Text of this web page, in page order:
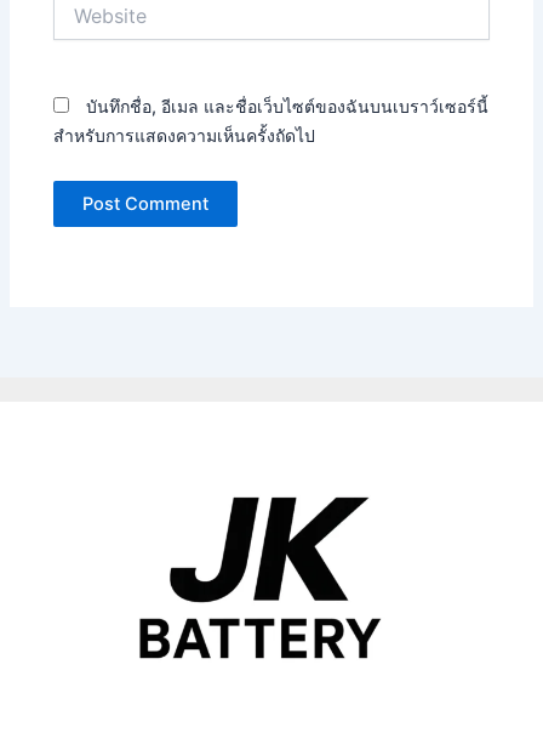
บันทึกชื่อ, อีเมล และชื่อเว็บไซต์ของฉันบนเบราว์เซอร์นี้
สำหรับการแสดงความเห็นครั้งถัดไป